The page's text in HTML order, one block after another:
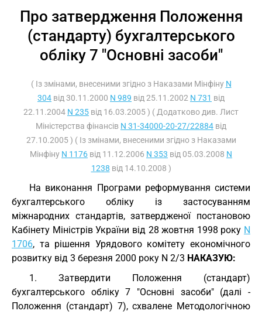
Про затвердження Положення
(стандарту) бухгалтерського
обліку 7 "Основні засоби"
( Із змінами, внесеними згідно з Наказами Мінфіну N
304 від 30.11.2000 N 989 від 25.11.2002 N 731 від
22.11.2004 N 235 від 16.03.2005 ) ( Додатково див. Лист
Міністерства фінансів N 31-34000-20-27/22884 від
27.10.2005 ) ( Із змінами, внесеними згідно з Наказами
Мінфіну N 1176 від 11.12.2006 N 353 від 05.03.2008 N
1238 від 14.10.2008 )
На виконання Програми реформування системи
бухгалтерського обліку із застосуванням
міжнародних стандартів, затвердженої постановою
Кабінету Міністрів України від 28 жовтня 1998 року N
1706, та рішення Урядового комітету економічного
розвитку від 3 березня 2000 року N 2/3 НАКАЗУЮ:
1. Затвердити Положення (стандарт)
бухгалтерського обліку 7 "Основні засоби" (далі -
Положення (стандарт) 7), схвалене Методологічною